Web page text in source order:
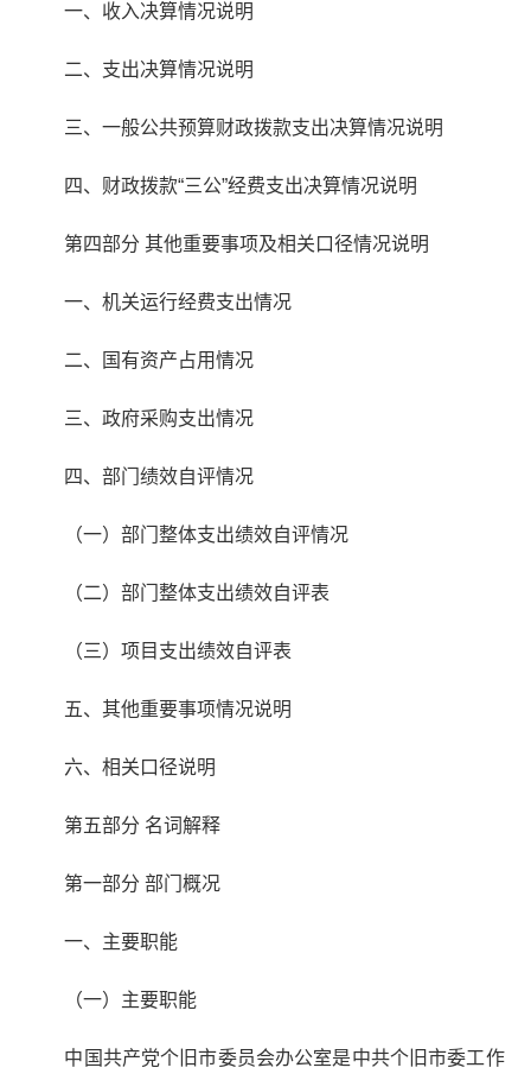
一、收入决算情况说明
二、支出决算情况说明
三、一般公共预算财政拨款支出决算情况说明
四、财政拨款“三公”经费支出决算情况说明
第四部分 其他重要事项及相关口径情况说明
一、机关运行经费支出情况
二、国有资产占用情况
三、政府采购支出情况
四、部门绩效自评情况
（一）部门整体支出绩效自评情况
（二）部门整体支出绩效自评表
（三）项目支出绩效自评表
五、其他重要事项情况说明
六、相关口径说明
第五部分 名词解释
第一部分 部门概况
一、主要职能
（一）主要职能
中国共产党个旧市委员会办公室是中共个旧市委工作